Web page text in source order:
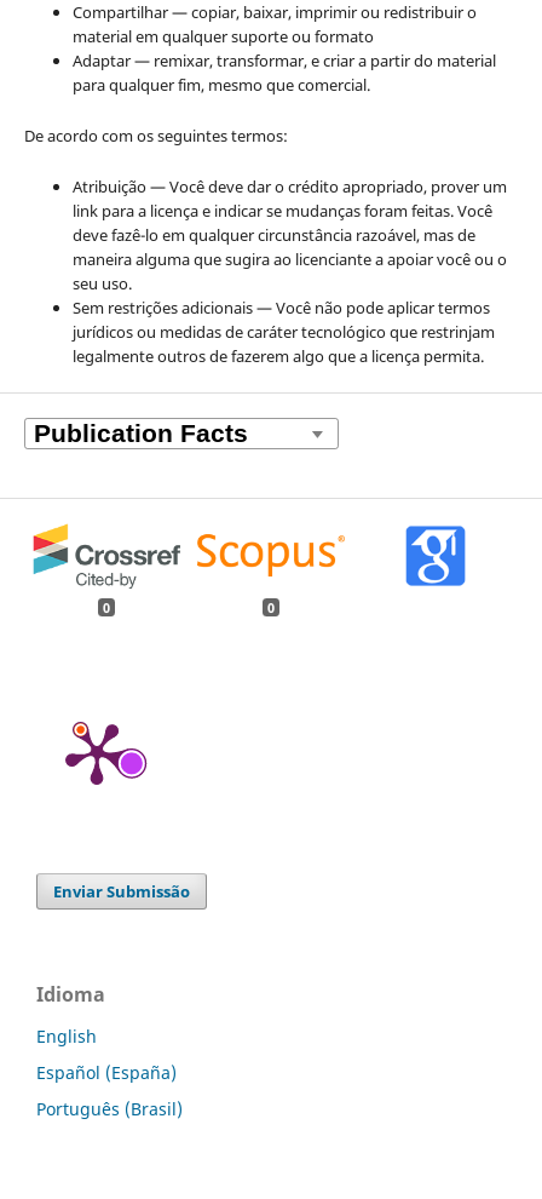
Compartilhar — copiar, baixar, imprimir ou redistribuir o
material em qualquer suporte ou formato
Adaptar — remixar, transformar, e criar a partir do material
para qualquer fim, mesmo que comercial.
De acordo com os seguintes termos:
Atribuição — Você deve dar o crédito apropriado, prover um
link para a licença e indicar se mudanças foram feitas. Você
deve fazê-lo em qualquer circunstância razoável, mas de
maneira alguma que sugira ao licenciante a apoiar você ou o
seu uso.
Sem restrições adicionais — Você não pode aplicar termos
jurídicos ou medidas de caráter tecnológico que restrinjam
legalmente outros de fazerem algo que a licença permita.
0 0
Enviar Submissão
Idioma
English
Español (España)
Português (Brasil)